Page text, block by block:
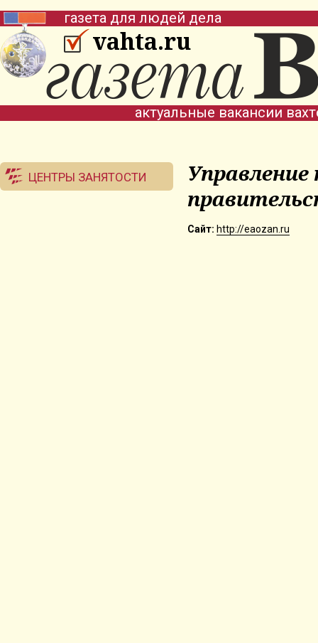
vahta.ru
газета для людей дела
актуальные вакансии
ЦЕНТРЫ ЗАНЯТОСТИ
Сайт: http://eaozan.ru